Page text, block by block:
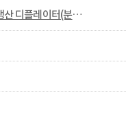
경제활동별 국내총생산 디플레이터(분기 및 연간)